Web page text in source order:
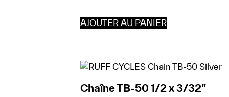
AJOUTER AU PANIER
Chaîne TB-50 1/2 x 3/32″